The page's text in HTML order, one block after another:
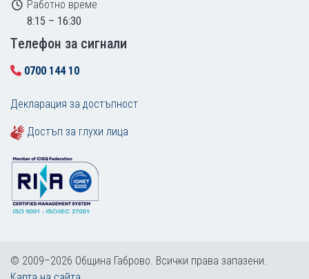
Работно време
8:15 – 16:30
Tелефон за сигнали
0700 144 10
Декларация за достъпност
Достъп за глухи лица
© 2009–2026 Община Габрово. Всички права запазени.